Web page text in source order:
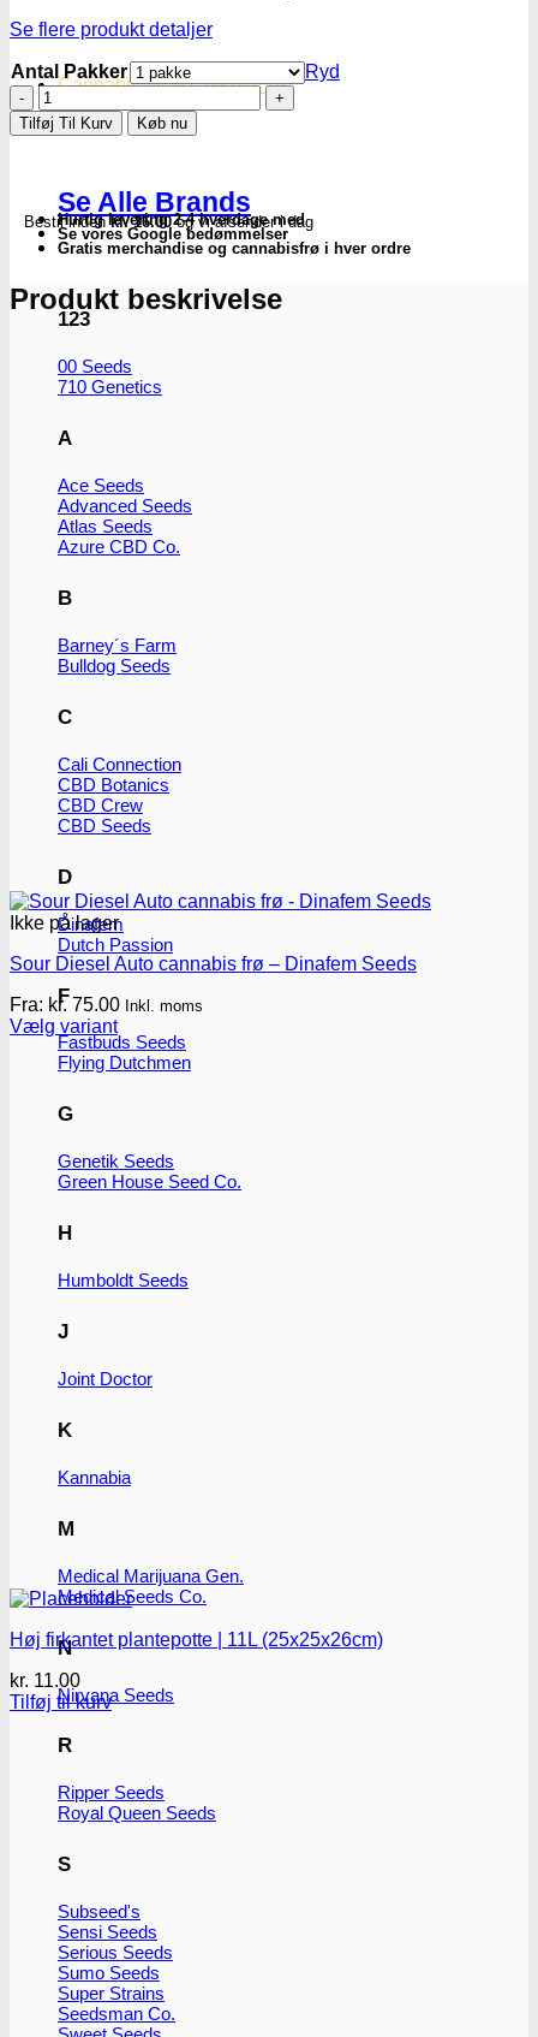
Cannabisavlere -og brands
Se Alle Brands
123
00 Seeds
710 Genetics
A
Ace Seeds
Advanced Seeds
Atlas Seeds
Azure CBD Co.
B
Barney´s Farm
Bulldog Seeds
C
Cali Connection
CBD Botanics
CBD Crew
CBD Seeds
D
Dinafem
Dutch Passion
F
Fastbuds Seeds
Flying Dutchmen
G
Genetik Seeds
Green House Seed Co.
H
Humboldt Seeds
J
Joint Doctor
K
Kannabia
M
Medical Marijuana Gen.
Medical Seeds Co.
N
Nirvana Seeds
R
Ripper Seeds
Royal Queen Seeds
S
Subseed's
Sensi Seeds
Serious Seeds
Sumo Seeds
Super Strains
Seedsman Co.
Se flere produkt detaljer
Antal Pakker
Ryd
Smokers
Choice
|
Black
Super
King
antal
Tilføj Til Kurv Køb nu
Bestil indenkl. 16.00og vi afsender i dag
Hurtig levering 2-4 hverdage med
Se vores Google bedømmelser
Gratis merchandise og cannabisfrø i hver ordre
Produkt beskrivelse
Ikke på lager
Sour Diesel Auto cannabis frø – Dinafem Seeds
Fra: kr. 75.00 Inkl. moms
Vælg variant
Mulighederne
varesiden
Høj firkantet plantepotte | 11L (25x25x26cm)
kr. 11.00
Tilføj til kurv